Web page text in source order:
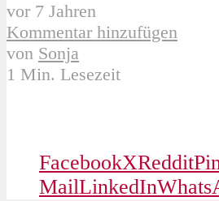
vor 7 Jahren
Kommentar hinzufügen
von Sonja
1 Min. Lesezeit
FacebookXReddit
MailLinkedIn